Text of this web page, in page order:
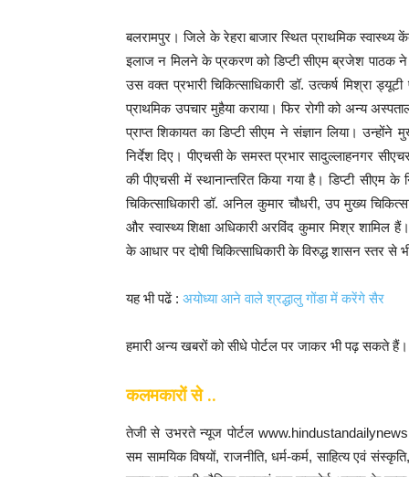
बलरामपुर। जिले के रेहरा बाजार स्थित प्राथमिक
इलाज न मिलने के प्रकरण को डिप्टी सीएम ब्रजेश पाठक
उस वक्त प्रभारी चिकित्साधिकारी डॉ. उत्कर्ष मिश्रा
प्राथमिक उपचार मुहैया कराया। फिर रोगी को अन्य
प्राप्त शिकायत का डिप्टी सीएम ने संज्ञान लिया। उन्होंने
निर्देश दिए। पीएचसी के समस्त प्रभार सादुल्लाहनगर
की पीएचसी में स्थानान्तरित किया गया है। डिप्टी
चिकित्साधिकारी डॉ. अनिल कुमार चौधरी, उप मुख्य
और स्वास्थ्य शिक्षा अधिकारी अरविंद कुमार मिश्र शामिल
के आधार पर दोषी चिकित्साधिकारी के विरुद्ध शासन स्तर से भी
यह भी पढें : अयोध्या आने वाले श्रद्धालु गोंडा में करेंगे सैर
हमारी अन्य खबरों को सीधे पोर्टल पर जाकर भी पढ़ सकते
कलमकारों से ..
तेजी से उभरते न्यूज पोर्टल
सम सामयिक विषयों, राजनीति, धर्म-कर्म, साहित्य एवं